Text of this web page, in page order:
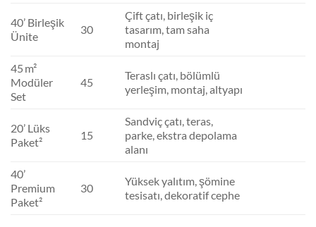
40’ Birleşik
Ünite
30
Çift çatı, birleşik iç
tasarım, tam saha
montaj
45 m²
Modüler
Set
45
Teraslı çatı, bölümlü
yerleşim, montaj, altyapı
20’ Lüks
Paket²
15
Sandviç çatı, teras,
parke, ekstra depolama
alanı
40’
Premium
Paket²
30
Yüksek yalıtım, şömine
tesisatı, dekoratif cephe